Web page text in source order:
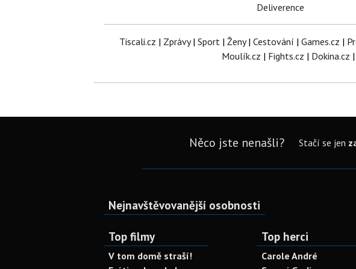
Deliverence
Tiscali.cz | Zprávy| Sport| Ženy| Cestování | Games.cz |
Moulík.cz | Fights.cz | Dokina.cz |
Něco jste nenašli? Stačí se jen
Nejnavštěvovanější osobnosti
Top filmy
V tom domě straší!
Top herci
Carole André